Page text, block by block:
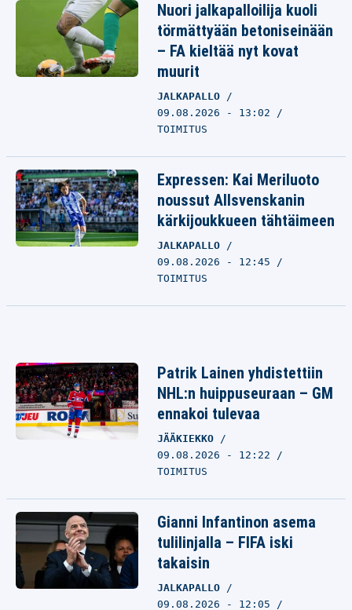
Nuori jalkapalloilija kuoli
törmättyään betoniseinään
– FA kieltää nyt kovat
muurit
JALKAPALLO
09.08.2026 - 13:02
TOIMITUS
Expressen: Kai Meriluoto
noussut Allsvenskanin
kärkijoukkueen tähtäimeen
JALKAPALLO
09.08.2026 - 12:45
TOIMITUS
Patrik Lainen yhdistettiin
NHL:n huippuseuraan – GM
ennakoi tulevaa
JÄÄKIEKKO
09.08.2026 - 12:22
TOIMITUS
Gianni Infantinon asema
tulilinjalla – FIFA iski
takaisin
JALKAPALLO
09.08.2026 - 12:05